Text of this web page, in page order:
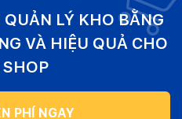
LÝ KHO BẰNG
VÀ HIỆU QUẢ CHO
PHÍ NGAY